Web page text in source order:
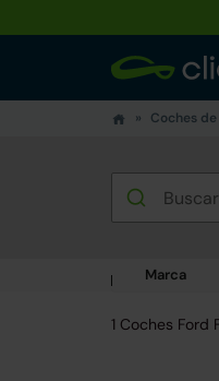
Coches
Marca
1 Coches Ford